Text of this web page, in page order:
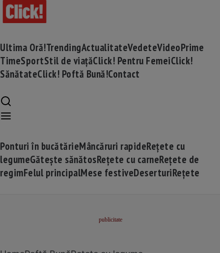
Ultima Oră!TrendingActualitateVedeteVideoPrime
TimeSportStil de viațăClick! Pentru FemeiClick!
SănătateClick! Poftă Bună!Contact
Ponturi în bucătărieMâncăruri rapideRețete cu
legumeGătește sănătosRețete cu carneRețete de
regimFelul principalMese festiveDeserturiRețete